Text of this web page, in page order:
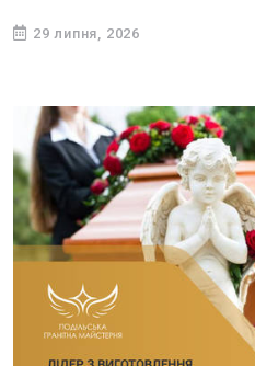
29 липня, 2026